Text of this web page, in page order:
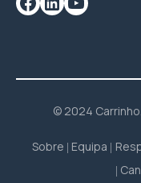
© 2024
Sobre Equipa